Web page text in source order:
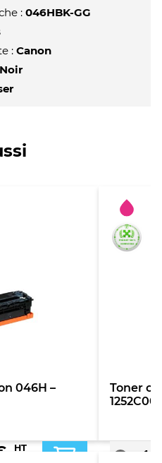
: 046HBK-GG
: Canon
Noir
046H –
HT
Toner